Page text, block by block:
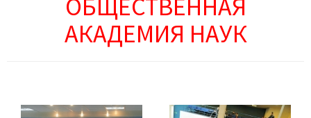
ОБЩЕСТВЕННАЯ
АКАДЕМИЯ НАУК